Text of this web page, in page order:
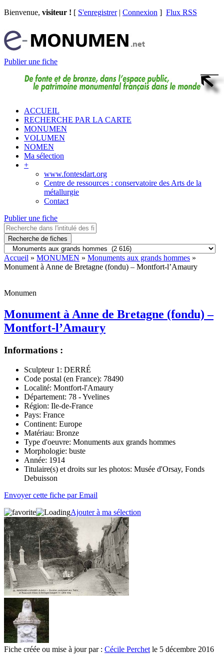
Bienvenue, visiteur ! [ S'enregistrer| Connexion ] Flux RSS
Publier une fiche
ACCUEIL
RECHERCHE PAR LA CARTE
MONUMEN
VOLUMEN
NOMEN
Ma sélection
+
www.fontesdart.org
Centre de ressources : conservatoire des Arts de la
métallurgie
Contact
Publier une fiche
Recherche de fiches
Accueil » MONUMEN » Monuments aux grands hommes »
Monument à Anne de Bretagne (fondu) – Montfort-l’Amaury
Monumen
Monument à Anne de Bretagne (fondu) –
Montfort-l’Amaury
Informations :
Sculpteur 1: DERRÉ
Code postal (en France): 78490
Localité: Montfort-l'Amaury
Département: 78 - Yvelines
Région: Ile-de-France
Pays: France
Continent: Europe
Matériau: Bronze
Type d'oeuvre: Monuments aux grands hommes
Morphologie: buste
Année: 1914
Titulaire(s) et droits sur les photos: Musée d'Orsay, Fonds
Debuisson
Envoyer cette fiche par Email
Ajouter à ma sélection
Fiche créée ou mise à jour par : Cécile Perchet le 5 décembre 2016